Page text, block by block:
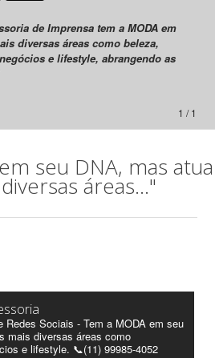
de Imprensa tem a MODA em
diversas áreas como beleza,
e lifestyle, abrangendo as
1 / 1
seu DNA, mas atua
áreas..."
Redes Sociais - Tem a MODA em seu
mais diversas áreas como
e lifestyle. 📞(11) 99985-4052